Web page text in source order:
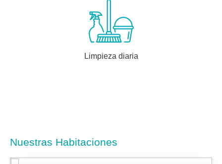
Limpieza diaria
Nuestras Habitaciones